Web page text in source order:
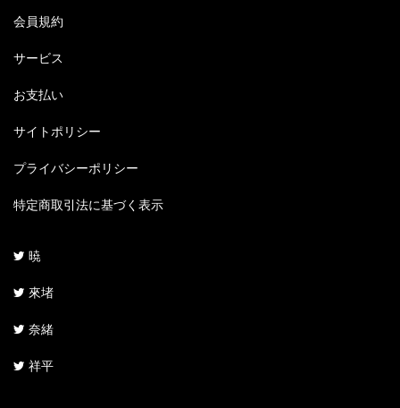
会員規約
サービス
お支払い
サイトポリシー
プライバシーポリシー
特定商取引法に基づく表示
暁
來堵
奈緒
祥平